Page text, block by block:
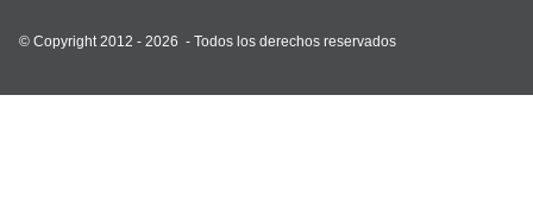
© Copyright 2012 - 2026 - Todos los derechos reservados